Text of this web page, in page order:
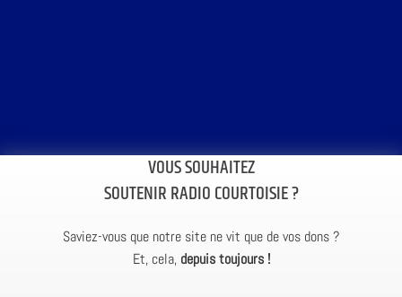
VOUS SOUHAITEZ
SOUTENIR RADIO COURTOISIE ?
Saviez-vous que notre site ne vit que de vos dons ?
Et, cela, depuis toujours !